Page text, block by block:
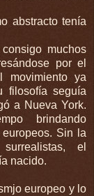
abstracto tenía
muchos
por el
movimiento ya
filosofía seguía
a Nueva York.
brindando
Sin la
el
nacido.
europeo y lo